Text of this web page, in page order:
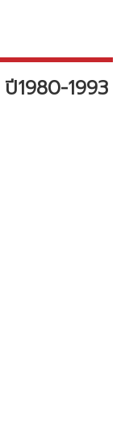
1980-1993